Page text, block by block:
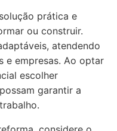
prática e
ou construir.
atendendo
e empresas. Ao optar
escolher
garantir a